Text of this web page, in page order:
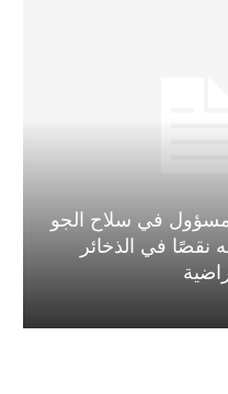
12” عن مسؤول في سلاح الجو
نقصًا في الذخائر